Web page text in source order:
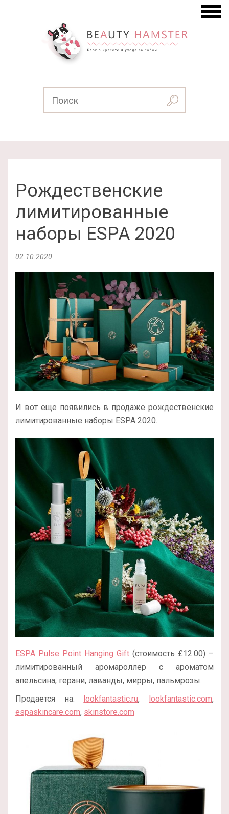
Рождественские
лимитированные
наборы ESPA 2020
02.10.2020
И вот еще появились в продаже рождественские
лимитированные наборы ESPA 2020.
ESPA Pulse Point Hanging Gift (стоимость £12.00) –
лимитированный аромароллер с ароматом
апельсина, герани, лаванды, мирры, пальмрозы.
Продается на:
lookfantastic.ru, lookfantastic.com,
espaskincare.com, skinstore.com